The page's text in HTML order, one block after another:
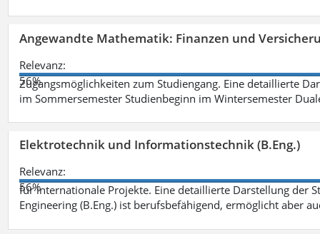
Angewandte Mathematik: Finanzen und
Relevanz:
56%
Zugangsmöglichkeiten zum Studiengang. Eine detaillierte
im Sommersemester Studienbeginn im Wintersemester
Elektrotechnik und Informationstechnik (B.Eng.)
Relevanz:
56%
für internationale Projekte. Eine detaillierte Darstellung der
Engineering (B.Eng.) ist berufsbefähigend, ermöglicht aber